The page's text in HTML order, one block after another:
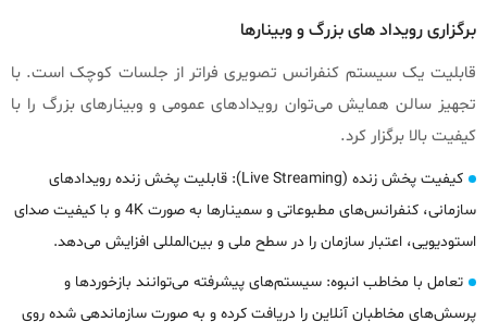
برگزاری رویداد های بزرگ و وبینارها
قابلیت یک سیستم کنفرانس تصویری فراتر از جلسات کوچک است. با
تجهیز سالن همایش می‌توان رویدادهای عمومی و وبینارهای بزرگ را با
کیفیت بالا برگزار کرد.
کیفیت پخش زنده (Live Streaming): قابلیت پخش زنده رویدادهای
سازمانی، کنفرانس‌های مطبوعاتی و سمینارها به صورت 4K و با کیفیت صدای
استودیویی، اعتبار سازمان را در سطح ملی و بین‌المللی افزایش می‌دهد.
تعامل با مخاطب انبوه: سیستم‌های پیشرفته می‌توانند بازخوردها و
پرسش‌های مخاطبان آنلاین را دریافت کرده و به صورت سازماندهی شده روی